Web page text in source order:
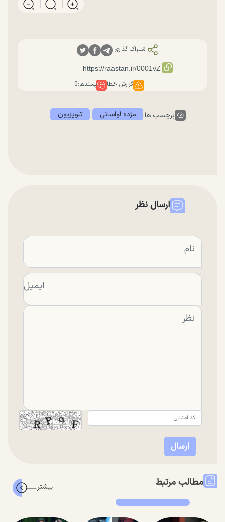
اشتراک گذاری:
گزارش خطا پسندها:0
برچسب ها: مژده لواسانی تلویزیون
ارسال نظر
مطالب مرتبط